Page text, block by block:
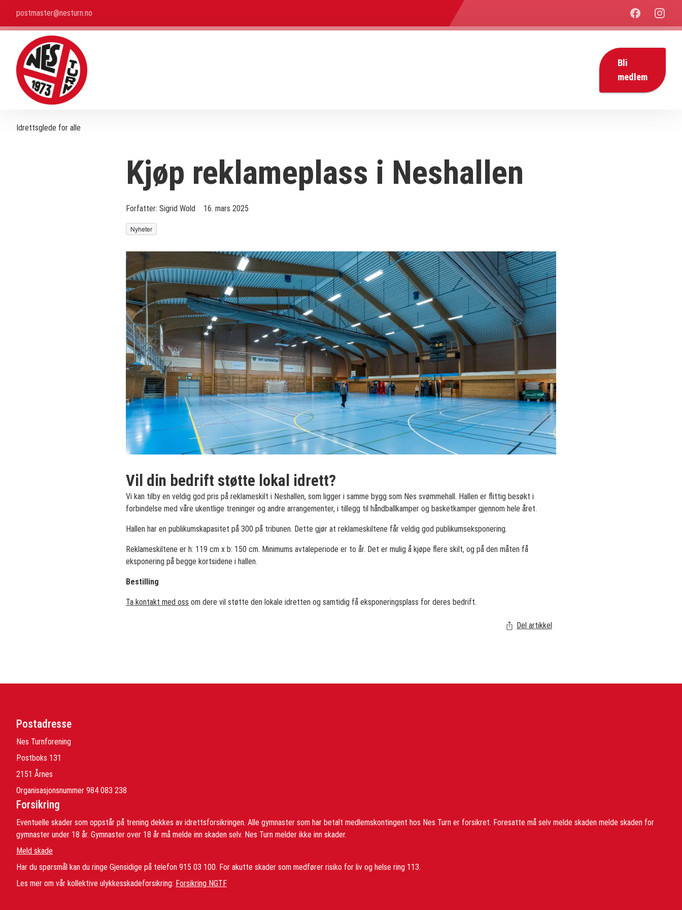
postmaster@nesturn.no
Bli
medlem
Idrettsglede for alle
Kjøp reklameplass i Neshallen
Forfatter: Sigrid Wold 16. mars 2025
Nyheter
Vil din bedrift støtte lokal idrett?
Vi kan tilby en veldig god pris på reklameskilt i Neshallen, som ligger i samme bygg som Nes svømmehall. Hallen er flittig besøkt i
forbindelse med våre ukentlige treninger og andre arrangementer, i tillegg til håndballkamper og basketkamper gjennom hele året.
Hallen har en publikumskapasitet på 300 på tribunen. Dette gjør at reklameskiltene får veldig god publikumseksponering.
Reklameskiltene er h: 119 cm x b: 150 cm. Minimums avtaleperiode er to år. Det er mulig å kjøpe flere skilt, og på den måten få
eksponering på begge kortsidene i hallen.
Bestilling
Ta kontakt med oss om dere vil støtte den lokale idretten og samtidig få eksponeringsplass for deres bedrift.
Del artikkel
Postadresse
Nes Turnforening
Postboks 131
2151 Årnes
Organisasjonsnummer 984 083 238
Forsikring
Eventuelle skader som oppstår på trening dekkes av idrettsforsikringen. Alle gymnaster som har betalt medlemskontingent hos Nes Turn er forsikret. Foresatte må selv melde skaden melde skaden for
gymnaster under 18 år. Gymnaster over 18 år må melde inn skaden selv. Nes Turn melder ikke inn skader.
Meld skade
Har du spørsmål kan du ringe Gjensidige på telefon 915 03 100. For akutte skader som medfører risiko for liv og helse ring 113.
Les mer om vår kollektive ulykkesskadeforsikring: Forsikring NGTF